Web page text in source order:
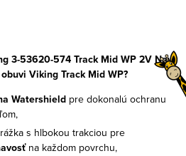
3-53620-574 Track Mid WP 2V Navy
Viking Track Mid WP?
Watershield pre dokonalú ochranu
s hlbokou trakciou pre
na každom povrchu,